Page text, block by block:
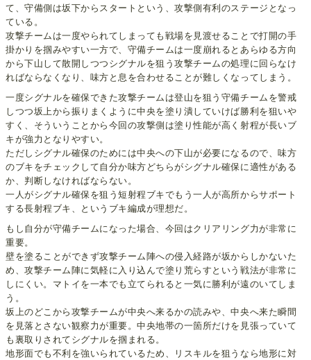
て、守備側は坂下からスタートという、攻撃側有利のステージとなっ
ている。
攻撃チームは一度やられてしまっても戦場を見渡せることで打開の手
掛かりを掴みやすい一方で、守備チームは一度崩れるとあらゆる方向
から下山して散開しつつシグナルを狙う攻撃チームの処理に回らなけ
ればならなくなり、味方と息を合わせることが難しくなってしまう。
一度シグナルを確保できた攻撃チームは登山を狙う守備チームを警戒
しつつ坂上から振りまくように中央を塗り潰していけば勝利を狙いや
すく、そういうことから今回の攻撃側は塗り性能が高く射程が長いブ
キが強力となりやすい。
ただしシグナル確保のためには中央への下山が必要になるので、味方
のブキをチェックして自分か味方どちらがシグナル確保に適性がある
か、判断しなければならない。
一人がシグナル確保を狙う短射程ブキでもう一人が高所からサポート
する長射程ブキ、というブキ編成が理想だ。
もし自分が守備チームになった場合、今回はクリアリング力が非常に
重要。
壁を塗ることができず攻撃チーム陣への侵入経路が坂からしかないた
め、攻撃チーム陣に気軽に入り込んで塗り荒らすという戦法が非常に
しにくい。マトイを一本でも立てられると一気に勝利が遠のいてしま
う。
坂上のどこから攻撃チームが中央へ来るかの読みや、中央へ来た瞬間
を見落とさない観察力が重要。中央地帯の一箇所だけを見張っていて
も裏取りされてシグナルを掴まれる。
地形面でも不利を強いられているため、リスキルを狙うなら地形に対